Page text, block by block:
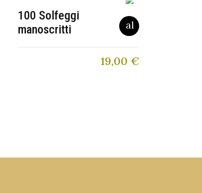
100 Solfeggi
manoscritti
19,00 €